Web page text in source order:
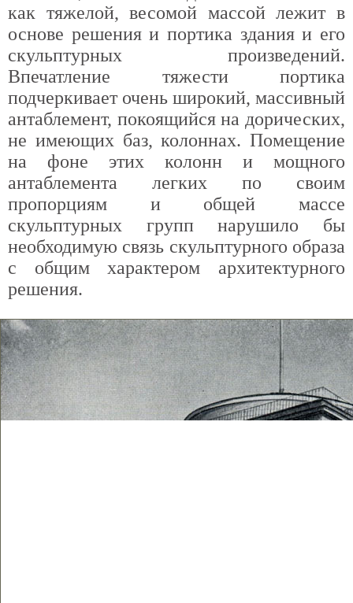
как тяжелой, весомой массой лежит в
основе решения и портика здания и его
скульптурных произведений.
Впечатление тяжести портика
подчеркивает очень широкий, массивный
антаблемент, покоящийся на дорических,
не имеющих баз, колоннах. Помещение
на фоне этих колонн и мощного
антаблемента легких по своим
пропорциям и общей массе
скульптурных групп нарушило бы
необходимую связь скульптурного образа
с общим характером архитектурного
решения.